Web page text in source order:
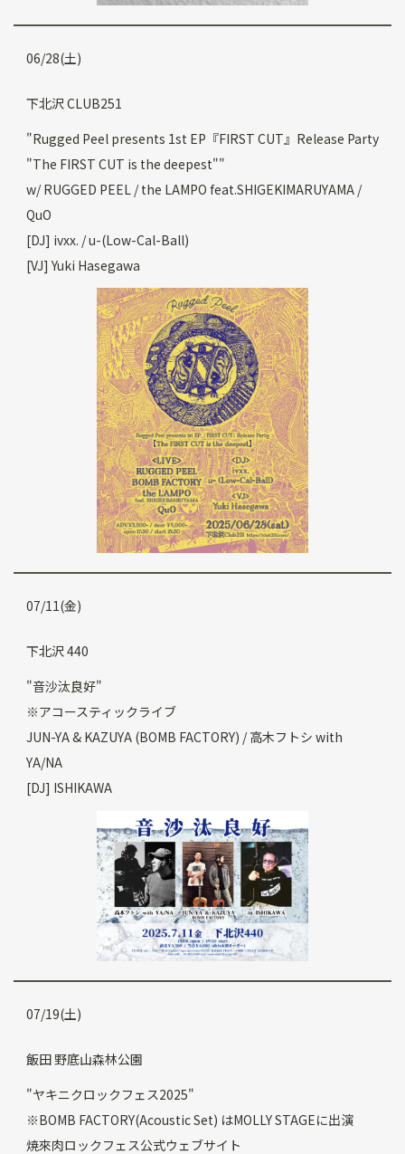
06/28(土)
下北沢 CLUB251
"Rugged Peel presents 1st EP『FIRST CUT』Release Party
"The FIRST CUT is the deepest""
w/ RUGGED PEEL / the LAMPO feat.SHIGEKIMARUYAMA /
QuO
[DJ] ivxx. / u-(Low-Cal-Ball)
[VJ] Yuki Hasegawa
07/11(金)
下北沢 440
"音沙汰良好"
※アコースティックライブ
JUN-YA & KAZUYA (BOMB FACTORY) / 高木フトシ with
YA/NA
[DJ] ISHIKAWA
07/19(土)
飯田 野底山森林公園
"ヤキニクロックフェス2025"
※BOMB FACTORY(Acoustic Set) はMOLLY STAGEに出演
焼來肉ロックフェス公式ウェブサイト